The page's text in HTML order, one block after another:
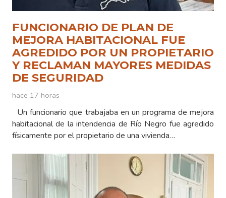
FUNCIONARIO DE PLAN DE
MEJORA HABITACIONAL FUE
AGREDIDO POR UN PROPIETARIO
Y RECLAMAN MAYORES MEDIDAS
DE SEGURIDAD
hace 17 horas
Un funcionario que trabajaba en un programa de mejora
habitacional de la intendencia de Río Negro fue agredido
físicamente por el propietario de una vivienda…